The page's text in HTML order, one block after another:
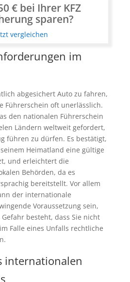
€ bei Ihrer KFZ
sparen?
vergleichen
im
abgesichert Auto zu fahren,
Führerschein oft unerlässlich.
den nationalen Führerschein
Ländern weltweit gefordert,
führen zu dürfen. Es bestätigt,
Heimatland eine gültige
und erleichtert die
Behörden, da es
bereitstellt. Vor allem
der internationale
Voraussetzung sein,
besteht, dass Sie nicht
Falle eines Unfalls rechtliche
internationalen